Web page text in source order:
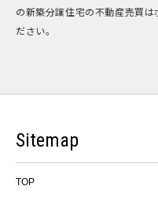
の新築分譲住宅の不動産売買
ださい。
Sitemap
TOP